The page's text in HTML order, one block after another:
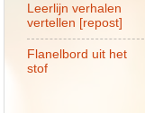
Leerlijn verhalen
vertellen [repost]
Flanelbord uit het
stof